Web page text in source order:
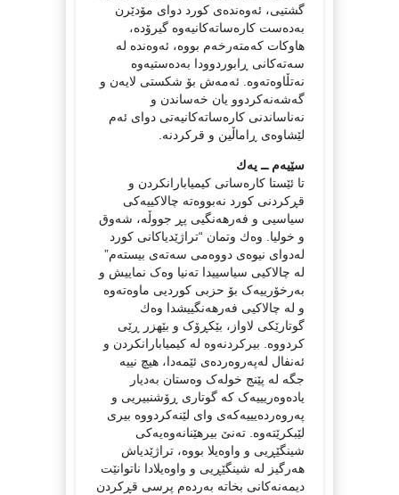
گشتیی، ئه‌وه‌نده‌ی كورد دوای مۆدێرن
به‌ده‌ست كاره‌ساته‌كانیه‌وه‌ گیرۆده‌،
هاوكات كه‌مته‌رخه‌م بووه‌، ئه‌وه‌نده‌ له‌
سه‌ته‌كانی ڕابوردوودا به‌ده‌ستیه‌وه‌
نه‌تڵاوه‌ته‌وه‌. ئه‌مه‌ش بۆ شكستی لایه‌ن و
گه‌شه‌نه‌كردوو یان خه‌ساندن و
نه‌ناساندنی كاره‌ساته‌كانیه‌تی دوای ئه‌م
لێشاوه‌ی ڕاماڵین و قركردنه‌.
سێیه‌م ــ یه‌ك
تا ئێستا کارەساتی کیمیابارانکردن و
قڕکردنی کورد نەبووەتە چالاکییەکی
سیاسیی و فەرهەنگیی پڕ جووڵه‌، شه‌وق
و خولیا. وه‌ك وتمان “تراژێدیاكانی كورد
له‌دوای نیوه‌ی دووه‌می سه‌ته‌ی بیسته‌م”
لە چالاکیی سیاسییدا تەنیا وەک نماییش و
بەرخۆرییەک بۆ حزبی کوردیی ماوەتەوە
و لە چالاکیی فەرهەنگییشدا وه‌ك
گوتارێکی لاواز، بێکڕۆک و بێهزر ڕێی
كردووه‌. بیرکردنەوە لە کیمیابارانکردن و
ئەنفال لەپەروەردەی ئێمەدا، هیچ نییە
جگە لە پێنج خولەک وەستان بەدیار
یادەوەریییەک کە گوتاری ڕۆشنبیریی و
پەروەردەیییەکەی وای لێنەکردووە بیری
لێبکرێتەوە. تەنێ بیرهێنانەوەیەکی
شینگێڕیی و واوەیلا بووه‌، تراژێدیاش
هەرگیز لە شینگێڕیی و واوەیلادا ناتوانێت
دیمەنەکانی بخاتە بەردەم پرسی قڕکردن